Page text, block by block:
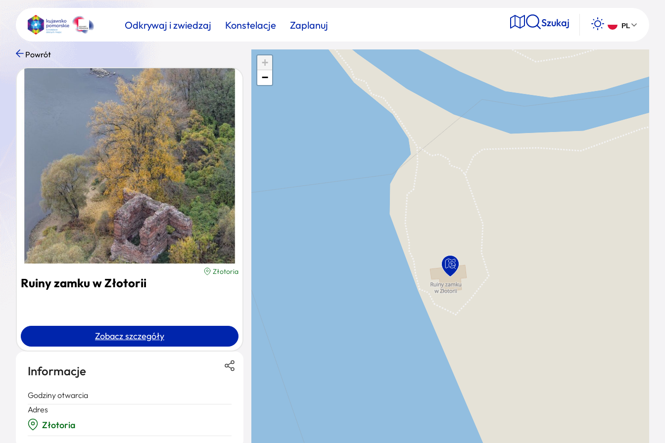
Odkrywaj i zwiedzaj Konstelacje Zaplanuj Szukaj PL
Znajdź atrakcję Znajdź artykuł Znajdź wydarzenie
Znajdź atrakcję
Miasto Kategoria Wyszukaj
+
−
Powrót
Złotoria
Ruiny zamku w Złotorii
Zobacz szczegóły
Informacje
Godziny otwarcia
Adres
Złotoria